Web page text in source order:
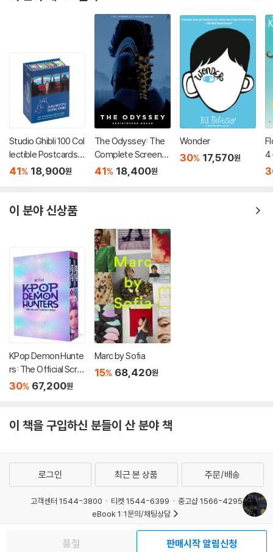
Studio Ghibli 100 Col
lectible Postcards :
스튜디오 지브리 엽서 1
41% 18,900원
The Odyssey: The
Complete Screenpl
ay
41% 18,400원
Wonder
30% 17,570원
4
이 분야 신상품
KPop Demon Hunte
rs: The Official Scre
en Comic Boxed Se
30% 67,200원
Marc by Sofia
15% 68,420원
이 책을 구입하신 분들이 산 분야 책
품절 판매시작 알림신청
로그인 최근 본 상품 주문/배송
고객센터 1544-3800 티켓 1544-6399
중고샵 1566-4295
eBook 1:1문의/채팅상담
예스이십사(주) 사업자 정보
이용약관
청소년보호정책